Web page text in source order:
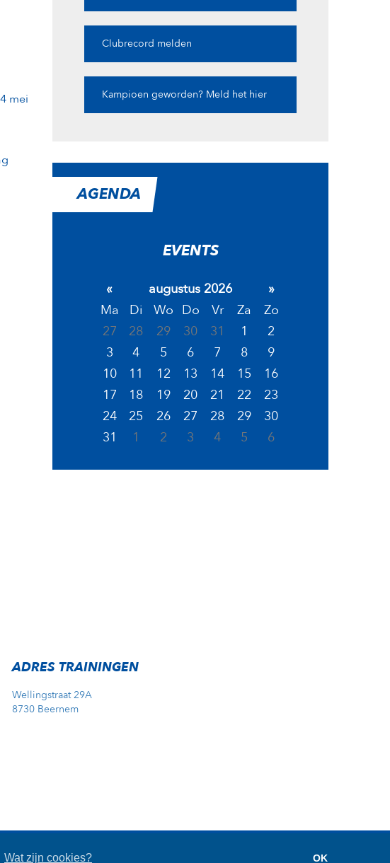
Wat zijn cookies? OK
mei
Clubrecord melden
Kampioen geworden? Meld het hier
AGENDA
EVENTS
« augustus 2026
»
Ma
Di Wo Do Vr Za
Zo
27
28 29 30 31 1
2
3
4 5 6 7 8
9
10
11 12 13 14 15
16
17
18 19 20 21 22
23
24
25 26 27 28 29
30
31
1 2 3 4 5 6
ADRES TRAININGEN
Wellingstraat 29A
8730 Beernem
byCodeKick